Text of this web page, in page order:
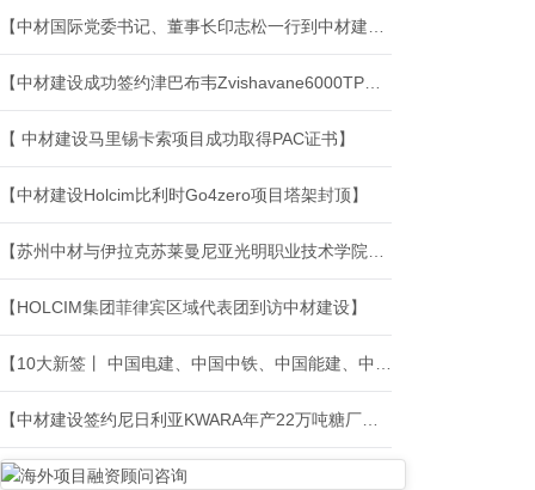
【中材国际党委书记、董事长印志松一行到中材建设调研指导工作】
【中材建设成功签约津巴布韦Zvishavane6000TPD熟料水泥生产线EPC项目】
【 中材建设马里锡卡索项目成功取得PAC证书】
【中材建设Holcim比利时Go4zero项目塔架封顶】
【苏州中材与伊拉克苏莱曼尼亚光明职业技术学院座谈交流】
【HOLCIM集团菲律宾区域代表团到访中材建设】
【10大新签丨 中国电建、中国中铁、中国能建、中材建设等境外中标新签】
【中材建设签约尼日利亚KWARA年产22万吨糖厂项目】